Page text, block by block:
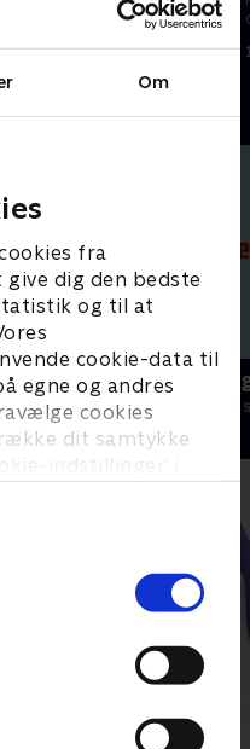
Om
fra
dig den bedste
og til at
cookie-data til
egne og andres
cookies
dit samtykke
indstillinger’ i
andet. Ikke alt går lige
2023 • 6 min
Alfons
Børneserier • 1